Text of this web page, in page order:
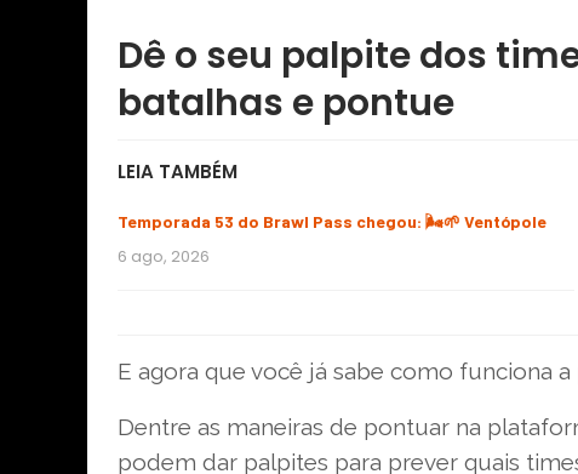
Dê o seu palpite dos
batalhas e pontue
LEIA TAMBÉM
Temporada 53 do Brawl Pass chegou: 🌬️🌱 Ventópole
6 ago, 2026
E agora que você já sabe como funciona
Dentre as maneiras de pontuar na
podem dar palpites para prever quais